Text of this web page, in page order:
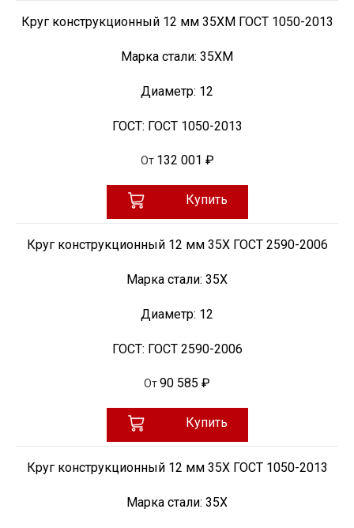
Круг конструкционный 12 мм 35ХМ ГОСТ 1050-2013
Марка стали: 35ХМ
Диаметр: 12
ГОСТ: ГОСТ 1050-2013
От 132 001 ₽
Купить
Круг конструкционный 12 мм 35Х ГОСТ 2590-2006
Марка стали: 35Х
Диаметр: 12
ГОСТ: ГОСТ 2590-2006
От90 585 ₽
Купить
Круг конструкционный 12 мм 35Х ГОСТ 1050-2013
Марка стали: 35Х